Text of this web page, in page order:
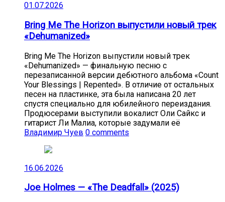
01.07.2026
Bring Me The Horizon выпустили новый трек
«Dehumanized»
Bring Me The Horizon выпустили новый трек
«Dehumanized» — финальную песню с
перезаписанной версии дебютного альбома «Count
Your Blessings | Repented». В отличие от остальных
песен на пластинке, эта была написана 20 лет
спустя специально для юбилейного переиздания.
Продюсерами выступили вокалист Оли Сайкс и
гитарист Ли Малиа, которые задумали её
Владимир Чуев 0 comments
16.06.2026
Joe Holmes — «The Deadfall» (2025)